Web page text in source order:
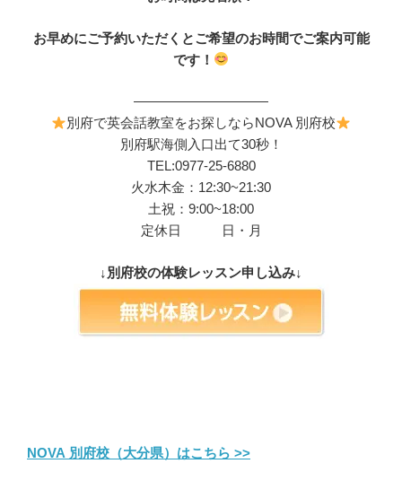
お早めにご予約いただくとご希望のお時間でご案内可能
です！
——————————
別府で英会話教室をお探しならNOVA 別府校
別府駅海側入口出て30秒！
TEL:0977-25-6880
火水木金：12:30~21:30
土祝：9:00~18:00
定休日 日・月
↓別府校の体験レッスン申し込み↓
NOVA 別府校（大分県）はこちら >>